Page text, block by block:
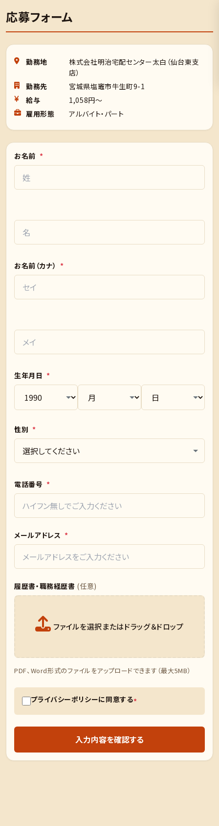
応募フォーム
勤務地
株式会社明治宅配センター太白（仙台東支
店）
勤務先
宮城県塩竈市牛生町9-1
給与
1,058円～
雇用形態
アルバイト・パート
お名前 *
お名前（カナ） *
生年月日 *
性別 *
電話番号 *
メールアドレス *
履歴書・職務経歴書 (任意)
ファイルを選択またはドラッグ＆ドロップ
PDF、Word形式のファイルをアップロードできます（最大5MB）
プライバシーポリシーに同意する*
入力内容を確認する